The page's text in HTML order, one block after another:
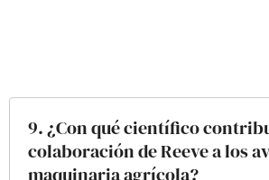
9. ¿Con qué científico
colaboración de Reeve a los
maquinaria agrícola?